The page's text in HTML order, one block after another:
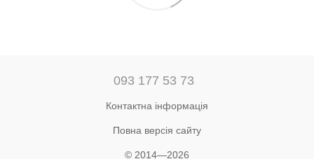
093 177 53 73
Контактна інформація
Повна версія сайту
© 2014—2026